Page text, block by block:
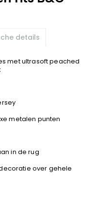
details
met ultrasoft peached
metalen punten
in de rug
over gehele